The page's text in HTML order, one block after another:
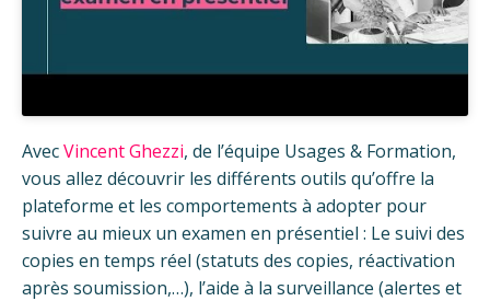
AvecVincent Ghezzi, de l’équipe Usages & Formation,
vous allez découvrir les différents outils qu’offre la
plateforme et les comportements à adopter pour
suivre au mieux un examen en présentiel : Le suivi des
copies en temps réel (statuts des copies, réactivation
après soumission,…), l’aide à la surveillance (alertes et